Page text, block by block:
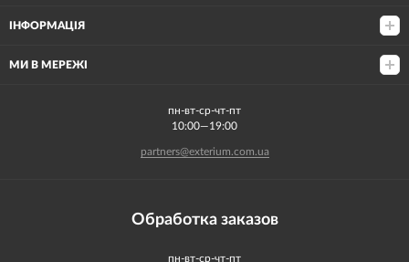
ІНФОРМАЦІЯ
МИ В МЕРЕЖІ
пн-вт-ср-чт-пт
10:00—19:00
partners@exterium.com.ua
Обработка заказов
пн-вт-ср-чт-пт